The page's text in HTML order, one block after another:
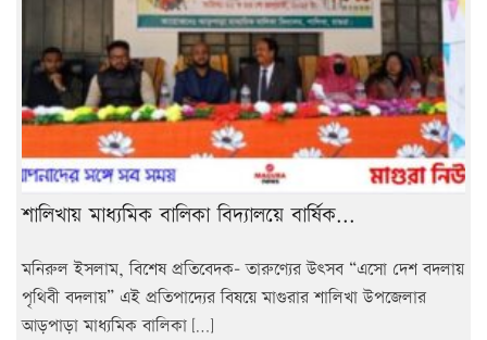
শালিখায় মাধ্যমিক বালিকা বিদ্যালয়ে বার্ষিক...
মনিরুল ইসলাম, বিশেষ প্রতিবেদক- তারুণ্যের উৎসব “এসো দেশ বদলায়
পৃথিবী বদলায়” এই প্রতিপাদ্যের বিষয়ে মাগুরার শালিখা উপজেলার
আড়পাড়া মাধ্যমিক বালিকা […]